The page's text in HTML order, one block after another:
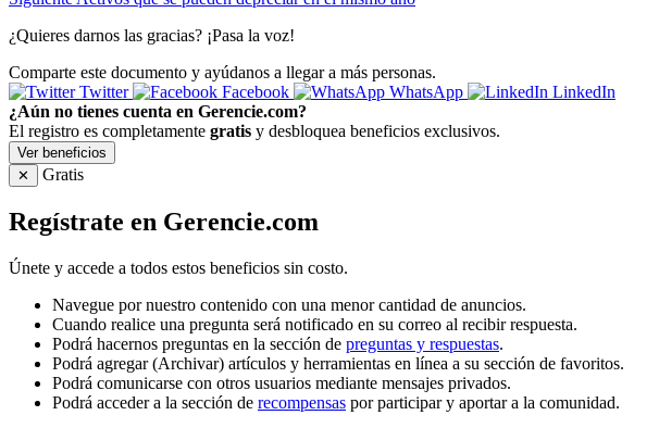
¿Quieres darnos las gracias? ¡Pasa la voz!
Comparte este documento y ayúdanos a llegar a más personas.
Twitter
Facebook WhatsApp
LinkedIn
¿Aún no tienes cuenta en Gerencie.com?
El registro es completamente gratis y desbloquea beneficios exclusivos.
Ver beneficios
✕
Gratis
Regístrate en Gerencie.com
Únete y accede a todos estos beneficios sin costo.
Navegue por nuestro contenido con una menor cantidad de anuncios.
Cuando realice una pregunta será notificado en su correo al recibir respuesta.
Podrá hacernos preguntas en la sección de preguntas y respuestas.
Podrá agregar (Archivar) artículos y herramientas en línea a su sección de favoritos.
Podrá comunicarse con otros usuarios mediante mensajes privados.
Podrá acceder a la sección de recompensas por participar y aportar a la comunidad.